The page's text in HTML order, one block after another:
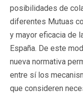
posibilidades de
diferentes Mutuas
y mayor eficacia de
España. De este
nueva normativa
entre sí los
que consideren